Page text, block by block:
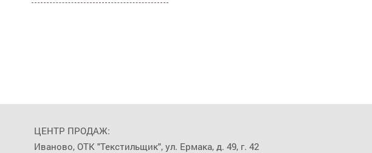
ЦЕНТР ПРОДАЖ:
Иваново, ОТК "Текстильщик", ул. Ермака, д. 49, г. 42